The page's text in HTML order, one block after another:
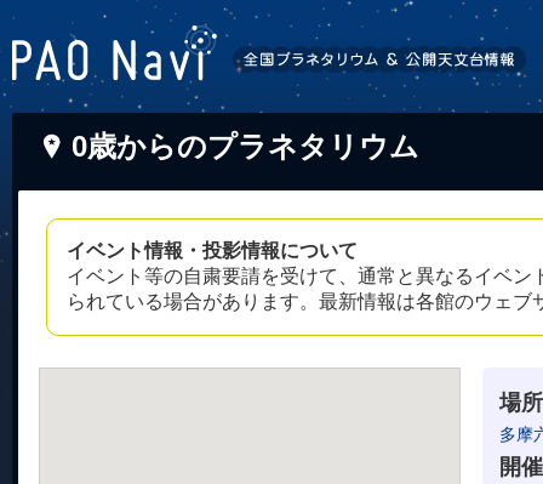
0歳からのプラネタリウム
イベント情報・投影情報について
イベント等の自粛要請を受けて、通常と異なるイベ
られている場合があります。最新情報は各館のウェ
場所
多摩
開